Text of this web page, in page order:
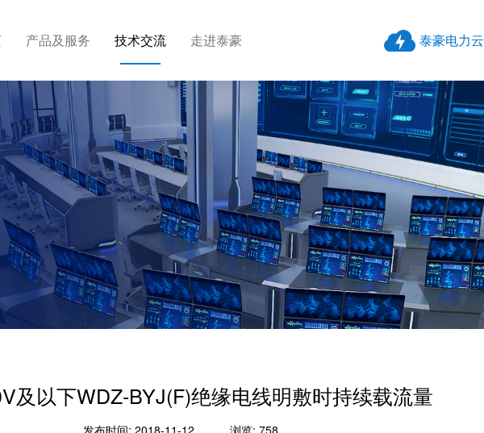
产品及服务 技术交流 走进泰豪 泰豪电力云
及以下WDZ-BYJ(F)绝缘电线明敷时持续载流量
发布时间: 2018-11-12 浏览: 758